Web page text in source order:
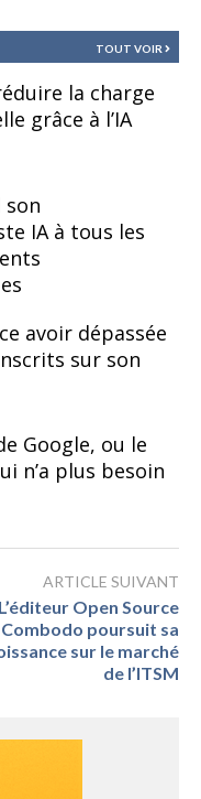
TOUT VOIR
la charge
grâce à l’IA
son
IA à tous les
avoir dépassée
sur son
Google, ou le
n’a plus besoin
ARTICLE SUIVANT
L’éditeur Open Source
Combodo poursuit sa
sur le marché
de l’ITSM